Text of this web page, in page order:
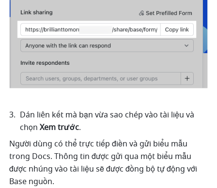
Dán liên kết mà bạn vừa sao chép vào tài liệu và
chọn Xem trước.
Người dùng có thể trực tiếp điền và gửi biểu mẫu
trong Docs. Thông tin được gửi qua một biểu mẫu
được nhúng vào tài liệu sẽ được đồng bộ tự động với
Base nguồn.